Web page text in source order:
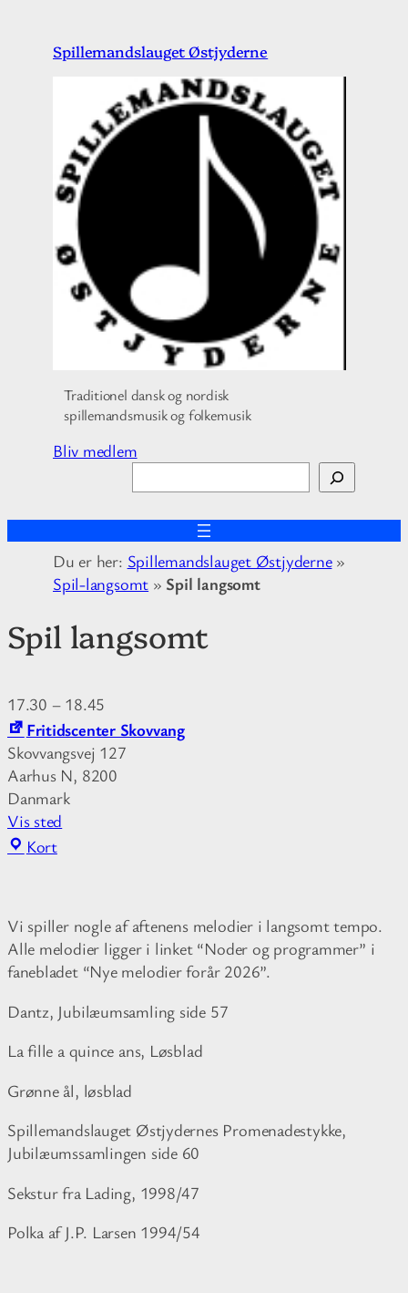
Spillemandslauget Østjyderne
Traditionel dansk og nordisk
spillemandsmusik og folkemusik
Bliv medlem
ø
g
Du er her: Spillemandslauget Østjyderne»
Spil-langsomt » Spil langsomt
Spil langsomt
17.30 – 18.45
Fritidscenter Skovvang
Skovvangsvej 127
Aarhus N, 8200
Danmark
Vis sted
KortF
i
d
s
c
e
n
e
S
k
o
v
Vi spiller nogle af aftenens melodier i langsomt tempo.
Alle melodier ligger i linket “Noder og programmer” i
fanebladet “Nye melodier forår 2026”.
Dantz, Jubilæumsamling side 57
La fille a quince ans, Løsblad
Grønne ål, løsblad
Spillemandslauget Østjydernes Promenadestykke,
Jubilæumssamlingen side 60
Sekstur fra Lading, 1998/47
Polka af J.P. Larsen 1994/54